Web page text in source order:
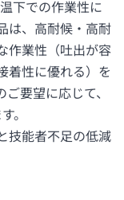
下での作業性に
は、高耐候・高耐
作業性（吐出が容
着性に優れる）を
要望に応じて、
。
技能者不足の低減